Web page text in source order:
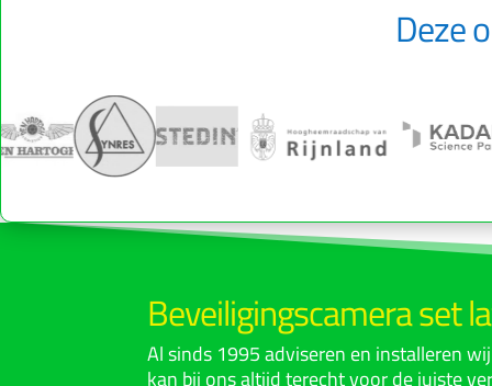
Deze
Beveiligingscamera set
Al sinds 1995 adviseren en installeren
kan bij ons altijd terecht voor de juiste